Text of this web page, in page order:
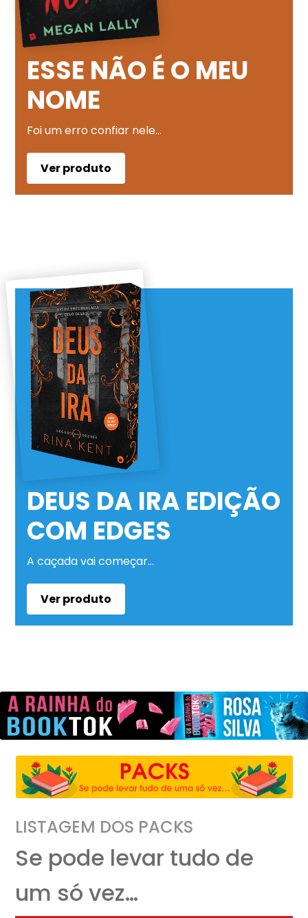
ESSE NÃO É O MEU
NOME
Foi um erro confiar nele…
Ver produto
DEUS DA IRA EDIÇÃO
COM EDGES
A caçada vai começar…
Ver produto
LISTAGEM DOS PACKS
Se pode levar tudo de
um só vez…